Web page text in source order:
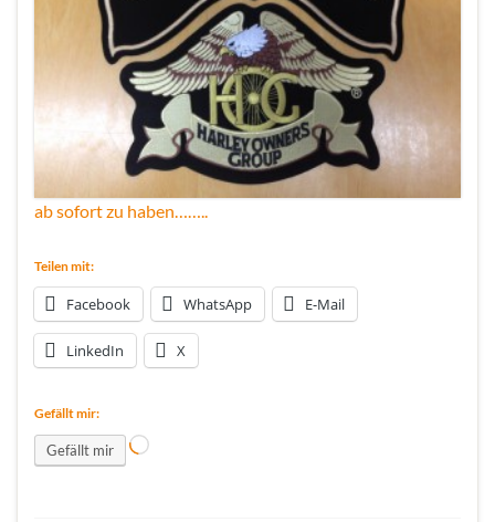
ab sofort zu haben……..
Teilen mit:
Facebook WhatsApp E-Mail
LinkedIn X
Gefällt mir:
Gefällt mir